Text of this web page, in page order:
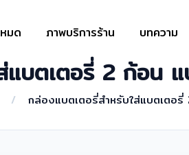
มด ภาพบริการร้าน บทความ
แบตเตอรี่ 2 ก้อน
/ กล่องแบตเตอรี่สำหรับใส่แบตเตอ